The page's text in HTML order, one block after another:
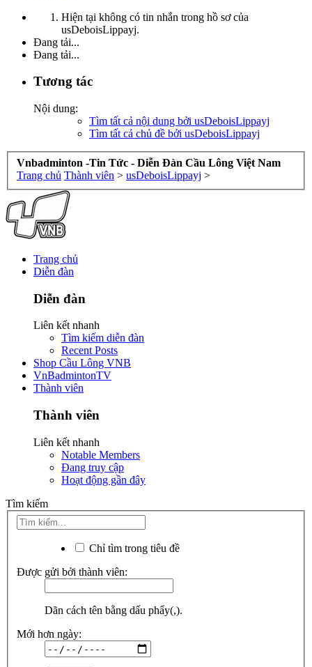
Hiện tại không có tin nhắn trong hồ sơ của
usDeboisLippayj.
Đang tải...
Đang tải...
Tương tác
Nội dung:
Tìm tất cả nội dung bởi usDeboisLippayj
Tìm tất cả chủ đề bởi usDeboisLippayj
Vnbadminton -Tin Tức - Diễn Đàn Cầu Lông Việt Nam
Trang chủ Thành viên > usDeboisLippayj >
Trang chủ
Diễn đàn
Diễn đàn
Liên kết nhanh
Tìm kiếm diễn đàn
Recent Posts
Shop Cầu Lông VNB
VnBadmintonTV
Thành viên
Thành viên
Liên kết nhanh
Notable Members
Đang truy cập
Hoạt động gần đây
Tìm kiếm
Chỉ tìm trong tiêu đề
Được gửi bởi thành viên:
Dãn cách tên bằng dấu phẩy(,).
Mới hơn ngày: